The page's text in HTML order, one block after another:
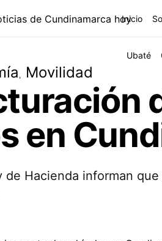
Inicio
Ubaté
Movilidad
en
de Hacienda informan